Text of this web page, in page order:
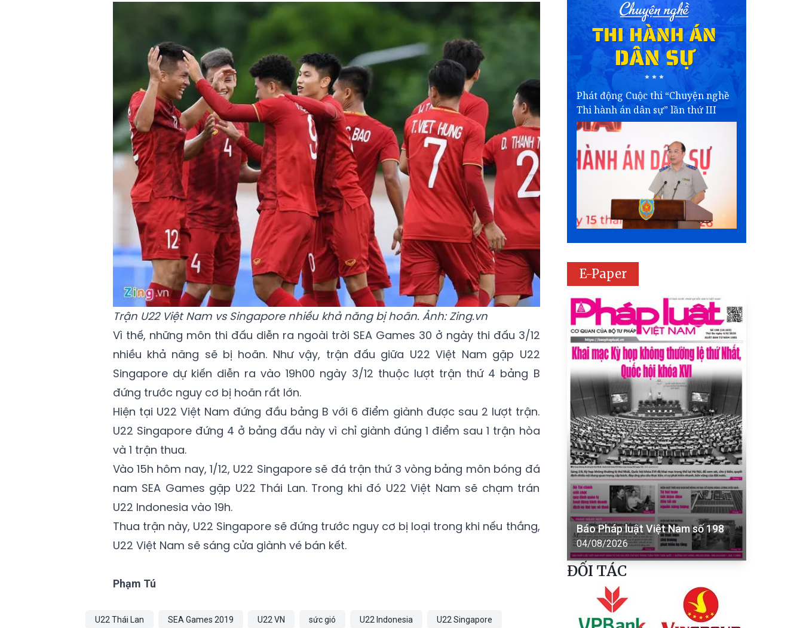
Trận U22 Việt Nam vs Singapore nhiều khả năng bị hoãn. Ảnh: Zing.vn
Vì thế, những môn thi đấu diễn ra ngoài trời SEA Games 30 ở ngày thi đấu 3/12
nhiều khả năng sẽ bị hoãn. Như vậy, trận đấu giữa U22 Việt Nam gặp U22
Singapore dự kiến diễn ra vào 19h00 ngày 3/12 thuộc lượt trận thứ 4 bảng B
đứng trước nguy cơ bị hoãn rất lớn.
Hiện tại U22 Việt Nam đứng đầu bảng B với 6 điểm giành được sau 2 lượt trận.
U22 Singapore đứng 4 ở bảng đấu này vì chỉ giành đúng 1 điểm sau 1 trận hòa
và 1 trận thua.
Vào 15h hôm nay, 1/12, U22 Singapore sẽ đá trận thứ 3 vòng bảng môn bóng đá
nam SEA Games gặp U22 Thái Lan. Trong khi đó U22 Việt Nam sẽ chạm trán
U22 Indonesia vào 19h.
Thua trận này, U22 Singapore sẽ đứng trước nguy cơ bị loại trong khi nếu thắng,
U22 Việt Nam sẽ sáng cửa giành vé bán kết.
Phạm Tú
U22 Thái Lan SEA Games 2019 U22 VN sức gió U22 Indonesia
U22 Singapore
Phát động Cuộc thi “Chuyện nghề
Thi hành án dân sự” lần thứ III
E-Paper
Báo Pháp luật Việt Nam số 198
04/08/2026
ĐỐI TÁC